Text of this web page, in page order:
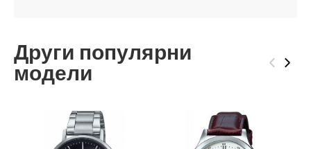
Други популярни
модели ‹ ›